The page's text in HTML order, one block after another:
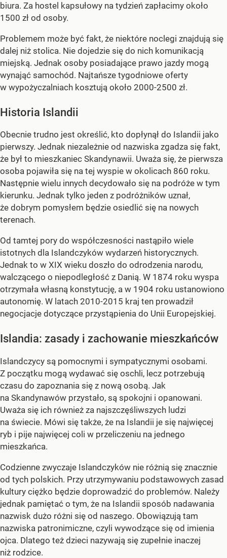
biura. Za hostel kapsułowy na tydzień zapłacimy około
1500 zł od osoby.
Problemem może być fakt, że niektóre noclegi znajdują się
dalej niż stolica. Nie dojedzie się do nich komunikacją
miejską. Jednak osoby posiadające prawo jazdy mogą
wynająć samochód. Najtańsze tygodniowe oferty
w wypożyczalniach kosztują około 2000-2500 zł.
Historia Islandii
Obecnie trudno jest określić, kto dopłynął do Islandii jako
pierwszy. Jednak niezależnie od nazwiska zgadza się fakt,
że był to mieszkaniec Skandynawii. Uważa się, że pierwsza
osoba pojawiła się na tej wyspie w okolicach 860 roku.
Następnie wielu innych decydowało się na podróże w tym
kierunku. Jednak tylko jeden z podróżników uznał,
że dobrym pomysłem będzie osiedlić się na nowych
terenach.
Od tamtej pory do współczesności nastąpiło wiele
istotnych dla Islandczyków wydarzeń historycznych.
Jednak to w XIX wieku doszło do odrodzenia narodu,
walczącego o niepodległość z Danią. W 1874 roku wyspa
otrzymała własną konstytucję, a w 1904 roku ustanowiono
autonomię. W latach 2010-2015 kraj ten prowadził
negocjacje dotyczące przystąpienia do Unii Europejskiej.
Islandia: zasady i zachowanie mieszkańców
Islandczycy są pomocnymi i sympatycznymi osobami.
Z początku mogą wydawać się oschli, lecz potrzebują
czasu do zapoznania się z nową osobą. Jak
na Skandynawów przystało, są spokojni i opanowani.
Uważa się ich również za najszczęśliwszych ludzi
na świecie. Mówi się także, że na Islandii je się najwięcej
ryb i pije najwięcej coli w przeliczeniu na jednego
mieszkańca.
Codzienne zwyczaje Islandczyków nie różnią się znacznie
od tych polskich. Przy utrzymywaniu podstawowych zasad
kultury ciężko będzie doprowadzić do problemów. Należy
jednak pamiętać o tym, że na Islandii sposób nadawania
nazwisk dużo różni się od naszego. Obowiązują tam
nazwiska patronimiczne, czyli wywodzące się od imienia
ojca. Dlatego też dzieci nazywają się zupełnie inaczej
niż rodzice.